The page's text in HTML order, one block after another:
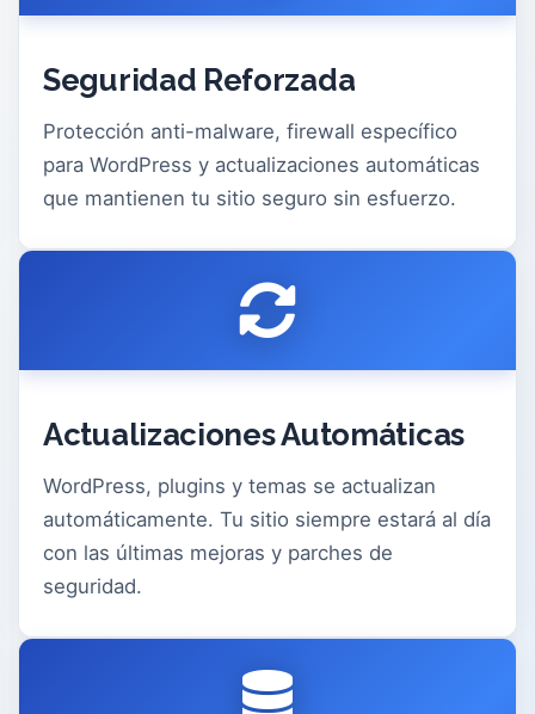
Seguridad Reforzada
Protección anti-malware, firewall específico
para WordPress y actualizaciones automáticas
que mantienen tu sitio seguro sin esfuerzo.
Actualizaciones Automáticas
WordPress, plugins y temas se actualizan
automáticamente. Tu sitio siempre estará al día
con las últimas mejoras y parches de
seguridad.